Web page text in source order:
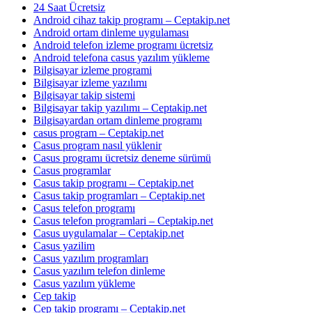
24 Saat Ücretsiz
Android cihaz takip programı – Ceptakip.net
Android ortam dinleme uygulaması
Android telefon izleme programı ücretsiz
Android telefona casus yazılım yükleme
Bilgisayar izleme programi
Bilgisayar izleme yazılımı
Bilgisayar takip sistemi
Bilgisayar takip yazılımı – Ceptakip.net
Bilgisayardan ortam dinleme programı
casus program – Ceptakip.net
Casus program nasıl yüklenir
Casus programı ücretsiz deneme sürümü
Casus programlar
Casus takip programı – Ceptakip.net
Casus takip programları – Ceptakip.net
Casus telefon programı
Casus telefon programlari – Ceptakip.net
Casus uygulamalar – Ceptakip.net
Casus yazilim
Casus yazılım programları
Casus yazılım telefon dinleme
Casus yazılım yükleme
Cep takip
Cep takip programı – Ceptakip.net